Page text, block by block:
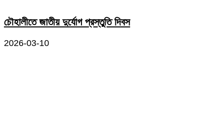
চৌহালীতে জাতীয় দুর্যোগ প্রস্তুতি দিবস
2026-03-10